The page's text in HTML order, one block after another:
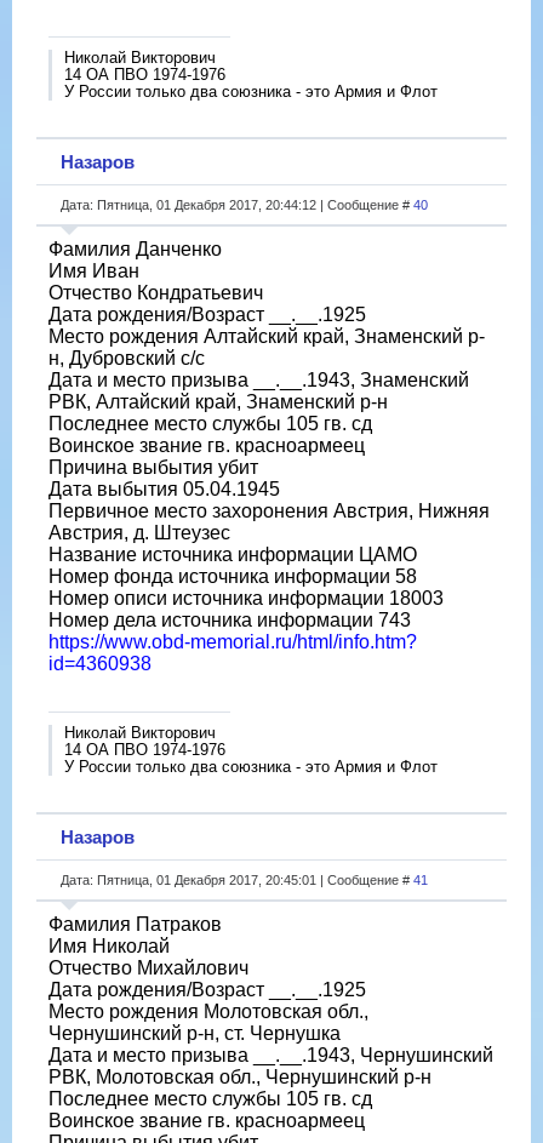
Николай Викторович
14 ОА ПВО 1974-1976
У России только два союзника - это Армия и Флот
Назаров
Дата: Пятница, 01 Декабря 2017, 20:44:12 | Сообщение # 40
Фамилия Данченко
Имя Иван
Отчество Кондратьевич
Дата рождения/Возраст __.__.1925
Место рождения Алтайский край, Знаменский р-
н, Дубровский с/с
Дата и место призыва __.__.1943, Знаменский
РВК, Алтайский край, Знаменский р-н
Последнее место службы 105 гв. сд
Воинское звание гв. красноармеец
Причина выбытия убит
Дата выбытия 05.04.1945
Первичное место захоронения Австрия, Нижняя
Австрия, д. Штеузес
Название источника информации ЦАМО
Номер фонда источника информации 58
Номер описи источника информации 18003
Номер дела источника информации 743
https://www.obd-memorial.ru/html/info.htm?
id=4360938
Николай Викторович
14 ОА ПВО 1974-1976
У России только два союзника - это Армия и Флот
Назаров
Дата: Пятница, 01 Декабря 2017, 20:45:01 | Сообщение # 41
Фамилия Патраков
Имя Николай
Отчество Михайлович
Дата рождения/Возраст __.__.1925
Место рождения Молотовская обл.,
Чернушинский р-н, ст. Чернушка
Дата и место призыва __.__.1943, Чернушинский
РВК, Молотовская обл., Чернушинский р-н
Последнее место службы 105 гв. сд
Воинское звание гв. красноармеец